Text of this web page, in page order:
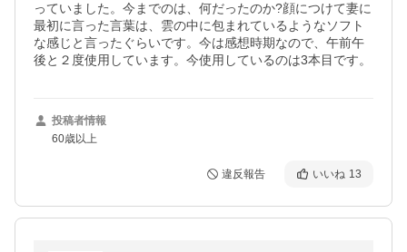
っていました。今までのは、何だったのか?顔につけて妻に
最初に言った言葉は、雲の中に包まれているようなソフト
な感じと言ったぐらいです。今は感想時期なので、午前午
後と２度使用しています。今使用しているのは3本目です。
投稿者情報
60歳以上
違反報告 いいね 13